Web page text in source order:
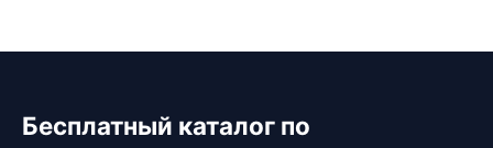
Бесплатный каталог по